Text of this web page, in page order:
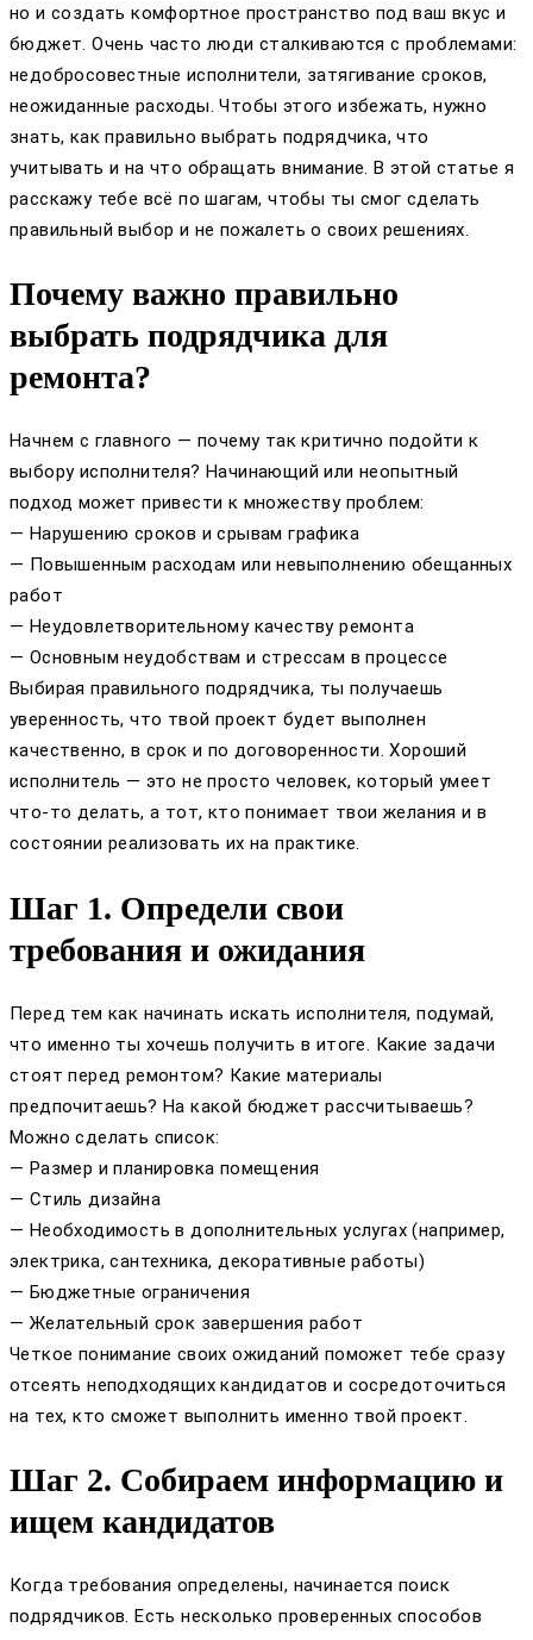
но и создать комфортное пространство под ваш вкус и
бюджет. Очень часто люди сталкиваются с проблемами:
недобросовестные исполнители, затягивание сроков,
неожиданные расходы. Чтобы этого избежать, нужно
знать, как правильно выбрать подрядчика, что
учитывать и на что обращать внимание. В этой статье я
расскажу тебе всё по шагам, чтобы ты смог сделать
правильный выбор и не пожалеть о своих решениях.
Почему важно правильно
выбрать подрядчика для
ремонта?
Начнем с главного — почему так критично подойти к
выбору исполнителя? Начинающий или неопытный
подход может привести к множеству проблем:
— Нарушению сроков и срывам графика
— Повышенным расходам или невыполнению обещанных
работ
— Неудовлетворительному качеству ремонта
— Основным неудобствам и стрессам в процессе
Выбирая правильного подрядчика, ты получаешь
уверенность, что твой проект будет выполнен
качественно, в срок и по договоренности. Хороший
исполнитель — это не просто человек, который умеет
что-то делать, а тот, кто понимает твои желания и в
состоянии реализовать их на практике.
Шаг 1. Определи свои
требования и ожидания
Перед тем как начинать искать исполнителя, подумай,
что именно ты хочешь получить в итоге. Какие задачи
стоят перед ремонтом? Какие материалы
предпочитаешь? На какой бюджет рассчитываешь?
Можно сделать список:
— Размер и планировка помещения
— Стиль дизайна
— Необходимость в дополнительных услугах (например,
электрика, сантехника, декоративные работы)
— Бюджетные ограничения
— Желательный срок завершения работ
Четкое понимание своих ожиданий поможет тебе сразу
отсеять неподходящих кандидатов и сосредоточиться
на тех, кто сможет выполнить именно твой проект.
Шаг 2. Собираем информацию и
ищем кандидатов
Когда требования определены, начинается поиск
подрядчиков. Есть несколько проверенных способов